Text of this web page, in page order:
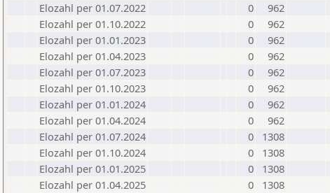
Elozahl per 01.07.2022
0
962
Elozahl per 01.10.2022
0
962
Elozahl per 01.01.2023
0
962
Elozahl per 01.04.2023
0
962
Elozahl per 01.07.2023
0
962
Elozahl per 01.10.2023
0
962
Elozahl per 01.01.2024
0
962
Elozahl per 01.04.2024
0
962
Elozahl per 01.07.2024
0
1308
Elozahl per 01.10.2024
0
1308
Elozahl per 01.01.2025
0
1308
Elozahl per 01.04.2025
0 1308